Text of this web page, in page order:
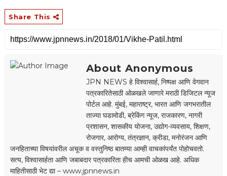
Share This
About Anonymous
JPN NEWS हे विश्वासार्ह, निष्पक्ष आणि वेगवान
पत्रकारितेसाठी ओळखले जाणारे मराठी डिजिटल न्यूज
पोर्टल आहे. मुंबई, महाराष्ट्र, भारत आणि जगभरातील
ताज्या घडामोडी, ब्रेकिंग न्यूज, राजकारण, नागरी
प्रशासन, शासकीय योजना, उद्योग-व्यवसाय, शिक्षण,
रोजगार, आरोग्य, तंत्रज्ञान, क्रीडा, मनोरंजन आणि
जनहिताच्या विषयांवरील अचूक व वस्तुनिष्ठ बातम्या आम्ही वाचकांपर्यंत पोहोचवतो.
सत्य, विश्वासार्हता आणि जबाबदार पत्रकारिता हीच आमची ओळख आहे. अधिक
माहितीसाठी भेट द्या – www.jpnnews.in